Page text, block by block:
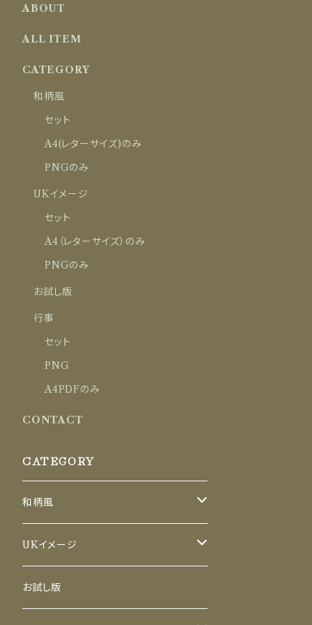
ABOUT
ALL ITEM
CATEGORY
和柄風
セット
A4(レターサイズ)のみ
PNGのみ
UKイメージ
セット
A4（レターサイズ）のみ
PNGのみ
お試し版
行事
セット
PNG
A4PDFのみ
CONTACT
CATEGORY
和柄風
セット
A4(レターサイズ)のみ
UKイメージ
セット
お試し版